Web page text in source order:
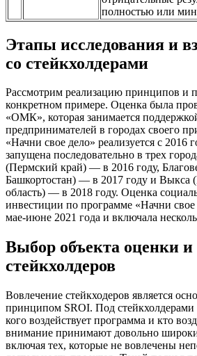
полностью или
Этапы исследования и
со стейкхолдерами
Рассмотрим реализацию принципов и
конкретном примере. Оценка была
«ОМК», которая занимается
предпринимателей в городах своего
«Начни свое дело» реализуется с 2016
запущена последовательно в трех
(Пермский край) — в 2016 году,
Башкортостан) — в 2017 году и Выкса
область) — в 2018 году. Оценка
инвестиции по программе «Начни свое
мае-июне 2021 года и включала
Выбор объекта оценки и
стейкхолдеров
Вовлечение стейкходеров является
принципом SROI. Под стейкхолдерами
кого воздействует программа и кто
внимание принимают довольно
включая тех, которые не вовлечены